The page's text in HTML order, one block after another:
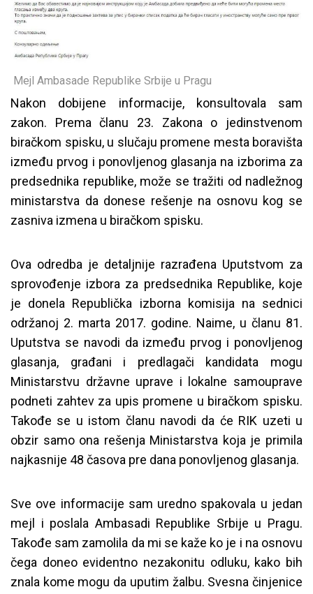
Mejl Ambasade Republike Srbije u Pragu
Nakon dobijene informacije, konsultovala sam
zakon. Prema članu 23. Zakona o jedinstvenom
biračkom spisku, u slučaju promene mesta boravišta
između prvog i ponovljenog glasanja na izborima za
predsednika republike, može se tražiti od nadležnog
ministarstva da donese rešenje na osnovu kog se
zasniva izmena u biračkom spisku.
Ova odredba je detaljnije razrađena Uputstvom za
sprovođenje izbora za predsednika Republike, koje
je donela Republička izborna komisija na sednici
održanoj 2. marta 2017. godine. Naime, u članu 81.
Uputstva se navodi da između prvog i ponovljenog
glasanja, građani i predlagači kandidata mogu
Ministarstvu državne uprave i lokalne samouprave
podneti zahtev za upis promene u biračkom spisku.
Takođe se u istom članu navodi da će RIK uzeti u
obzir samo ona rešenja Ministarstva koja je primila
najkasnije 48 časova pre dana ponovljenog glasanja.
Sve ove informacije sam uredno spakovala u jedan
mejl i poslala Ambasadi Republike Srbije u Pragu.
Takođe sam zamolila da mi se kaže ko je i na osnovu
čega doneo evidentno nezakonitu odluku, kako bih
znala kome mogu da uputim žalbu. Svesna činjenice